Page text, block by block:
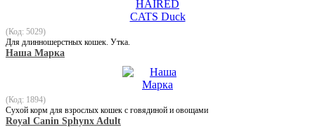
(Код: 5029)
Для длинношерстных кошек. Утка.
Наша Марка
(Код: 1894)
Сухой корм для взрослых кошек с говядиной и овощами
Royal Canin Sphynx Adult